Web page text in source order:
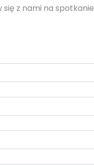
się z nami na spotkanie